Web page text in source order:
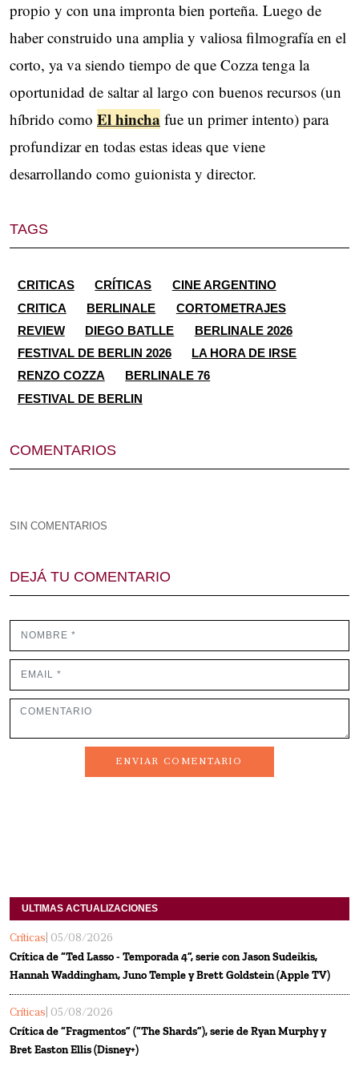
propio y con una impronta bien porteña. Luego de
haber construido una amplia y valiosa filmografía en el
corto, ya va siendo tiempo de que Cozza tenga la
oportunidad de saltar al largo con buenos recursos (un
híbrido como El hincha fue un primer intento) para
profundizar en todas estas ideas que viene
desarrollando como guionista y director.
TAGS
CRITICAS CRÍTICAS
CINE ARGENTINO
CRITICA
BERLINALE
CORTOMETRAJES
REVIEW
DIEGO BATLLE
BERLINALE 2026
FESTIVAL DE BERLIN 2026
LA HORA DE IRSE
RENZO COZZA
BERLINALE 76
FESTIVAL DE BERLIN
COMENTARIOS
SIN COMENTARIOS
DEJÁ TU COMENTARIO
ENVIAR COMENTARIO
ULTIMAS ACTUALIZACIONES
Críticas | 05/08/2026
Crítica de “Ted Lasso - Temporada 4”, serie con Jason Sudeikis,
Hannah Waddingham, Juno Temple y Brett Goldstein (Apple TV)
Críticas | 05/08/2026
Crítica de “Fragmentos” (“The Shards”), serie de Ryan Murphy y
Bret Easton Ellis (Disney+)